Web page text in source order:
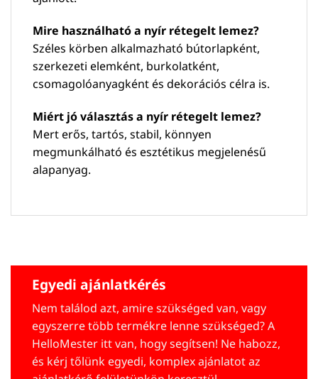
Mire használható a nyír rétegelt lemez?
Széles körben alkalmazható bútorlapként,
szerkezeti elemként, burkolatként,
csomagolóanyagként és dekorációs célra is.
Miért jó választás a nyír rétegelt lemez?
Mert erős, tartós, stabil, könnyen
megmunkálható és esztétikus megjelenésű
alapanyag.
Egyedi ajánlatkérés
Nem találod azt, amire szükséged van, vagy
egyszerre több termékre lenne szükséged? A
HelloMester itt van, hogy segítsen! Ne habozz,
és kérj tőlünk egyedi, komplex ajánlatot az